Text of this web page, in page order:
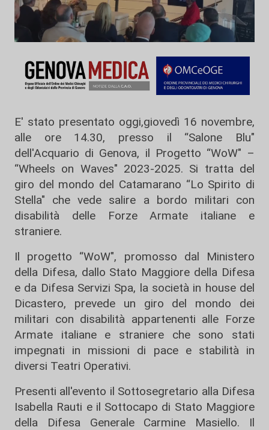
E' stato presentato oggi,giovedì 16 novembre,
alle ore 14.30, presso il “Salone Blu"
dell'Acquario di Genova, il Progetto “WoW" –
“Wheels on Waves" 2023-2025. Si tratta del
giro del mondo del Catamarano “Lo Spirito di
Stella" che vede salire a bordo militari con
disabilità delle Forze Armate italiane e
straniere.
Il progetto “WoW", promosso dal Ministero
della Difesa, dallo Stato Maggiore della Difesa
e da Difesa Servizi Spa, la società in house del
Dicastero, prevede un giro del mondo dei
militari con disabilità appartenenti alle Forze
Armate italiane e straniere che sono stati
impegnati in missioni di pace e stabilità in
diversi Teatri Operativi.
Presenti all'evento il Sottosegretario alla Difesa
Isabella Rauti e il Sottocapo di Stato Maggiore
della Difesa Generale Carmine Masiello. Il